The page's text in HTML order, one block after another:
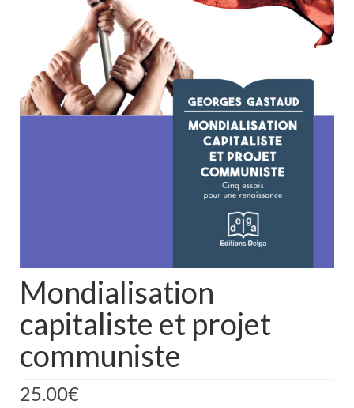
Mondialisation
capitaliste et projet
communiste
25.00€